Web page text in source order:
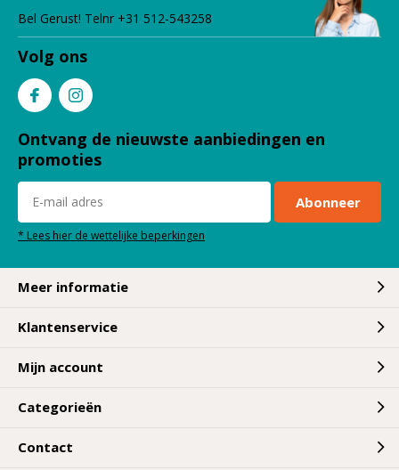
Bel Gerust! Telnr +31 512-543258
Volg ons
Ontvang de nieuwste aanbiedingen en
promoties
Abonneer
* Lees hier de wettelijke beperkingen
Meer informatie
Klantenservice
Mijn account
Categorieën
Contact